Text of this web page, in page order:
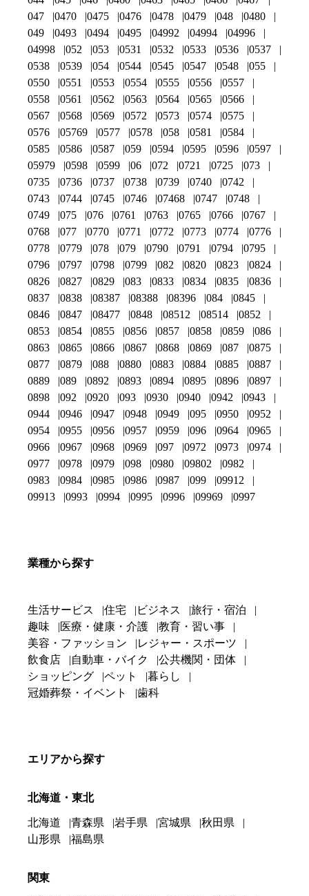
047
0470 0475 0476 0478 0479 048
0480
049
0493 0494 0495 04992 04994
04996
04998
052 053 0531 0532 0533 0536
0537
0538
0539 054 0544 0545 0547 0548
055
0550
0551 0553 0554 0555 0556
0557
0558
0561 0562 0563 0564 0565
0566
0567
0568 0569 0572 0573 0574
0575
0576
05769 0577 0578 058 0581
0584
0585
0586 0587 059 0594 0595 0596
0597
05979
0598 0599 06 072 0721 0725
073
0735
0736 0737 0738 0739 0740
0742
0743
0744 0745 0746 07468 0747
0748
0749
075 076 0761 0763 0765 0766
0767
0768
077 0770 0771 0772 0773 0774
0776
0778
0779 078 079 0790 0791 0794
0795
0796
0797 0798 0799 082 0820 0823
0824
0826
0827 0829 083 0833 0834 0835
0836
0837
0838 08387 08388 08396 084
0845
0846
0847 08477 0848 08512 08514
0852
0853
0854 0855 0856 0857 0858 0859
086
0863
0865 0866 0867 0868 0869 087
0875
0877
0879 088 0880 0883 0884 0885
0887
0889
089 0892 0893 0894 0895 0896
0897
0898
092 0920 093 0930 0940 0942
0943
0944
0946 0947 0948 0949 095 0950
0952
0954
0955 0956 0957 0959 096 0964
0965
0966
0967 0968 0969 097 0972 0973
0974
0977
0978 0979 098 0980 09802
0982
0983
0984 0985 0986 0987 099
09912
09913
0993 0994 0995 0996 09969 0997
業種から探す
生活サービス 住宅 ビジネス
旅行・宿泊
趣味
医療・健康・介護
教育・習い事
美容・ファッション
レジャー・スポーツ
飲食店
自動車・バイク
公共機関・団体
ショッピング
ペット
暮らし
冠婚葬祭・イベント
歯科
エリアから探す
北海道・東北
北海道 青森県 岩手県 宮城県
秋田県
山形県
福島県
関東